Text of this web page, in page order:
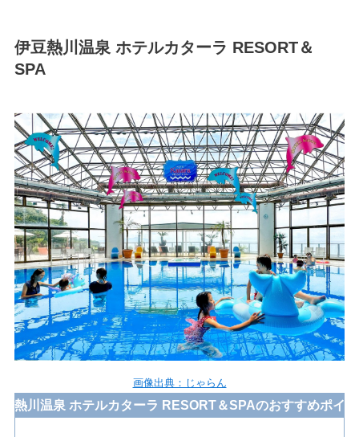
伊豆熱川温泉 ホテルカターラ RESORT＆
SPA
画像出典：じゃらん
熱川温泉 ホテルカターラ RESORT＆SPAのおすすめポイ